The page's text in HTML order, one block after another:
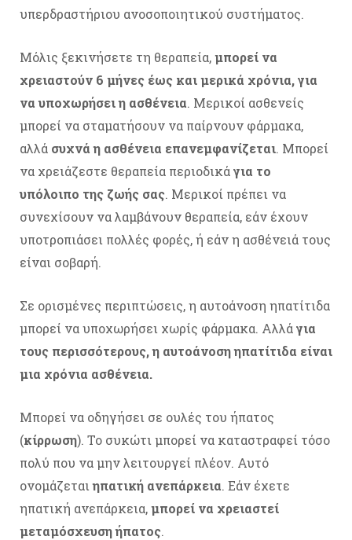
υπερδραστήριου ανοσοποιητικού συστήματος.
Μόλις ξεκινήσετε τη θεραπεία,μπορεί να
χρειαστούν 6 μήνες έως και μερικά χρόνια, για
να υποχωρήσει η ασθένεια. Μερικοί ασθενείς
μπορεί να σταματήσουν να παίρνουν φάρμακα,
αλλά συχνά η ασθένεια επανεμφανίζεται. Μπορεί
να χρειάζεστε θεραπεία περιοδικάγια το
υπόλοιπο της ζωής σας. Μερικοί πρέπει να
συνεχίσουν να λαμβάνουν θεραπεία, εάν έχουν
υποτροπιάσει πολλές φορές, ή εάν η ασθένειά τους
είναι σοβαρή.
Σε ορισμένες περιπτώσεις, η αυτοάνοση ηπατίτιδα
μπορεί να υποχωρήσει χωρίς φάρμακα. Αλλάγια
τους περισσότερους, η αυτοάνοση ηπατίτιδα είναι
μια χρόνια ασθένεια.
Μπορεί να οδηγήσει σε ουλές του ήπατος
(κίρρωση). Το συκώτι μπορεί να καταστραφεί τόσο
πολύ που να μην λειτουργεί πλέον. Αυτό
ονομάζεταιηπατική ανεπάρκεια. Εάν έχετε
ηπατική ανεπάρκεια,μπορεί να χρειαστεί
μεταμόσχευση ήπατος.